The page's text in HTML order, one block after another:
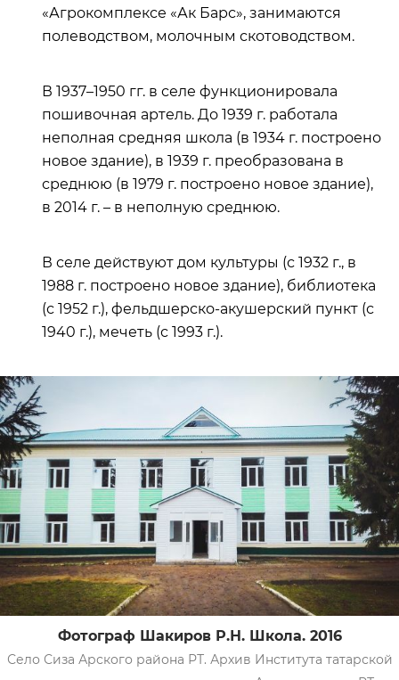
«Агрокомплексе «Ак Барс», занимаются
полеводством, молочным скотоводством.
В 1937–1950 гг. в селе функционировала
пошивочная артель. До 1939 г. работала
неполная средняя школа (в 1934 г. построено
новое здание), в 1939 г. преобразована в
среднюю (в 1979 г. построено новое здание),
в 2014 г. – в неполную среднюю.
В селе действуют дом культуры (с 1932 г., в
1988 г. построено новое здание), библиотека
(с 1952 г.), фельдшерско-акушерский пункт (с
1940 г.), мечеть (с 1993 г.).
Фотограф Шакиров Р.Н. Школа. 2016
Село Сиза Арского района РТ. Архив Института татарской